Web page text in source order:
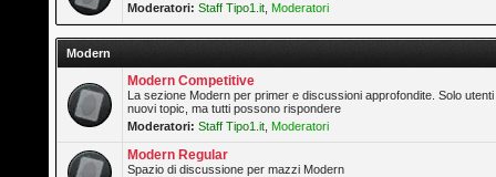
Moderatori: Staff Tipo1.it Moderatori
Modern
Modern Competitive
La sezione Modern per primer e discussioni approfondite. Solo
nuovi topic, ma tutti possono rispondere
Moderatori: Staff Tipo1.it Moderatori
Modern Regular
Spazio di discussione per mazzi Modern